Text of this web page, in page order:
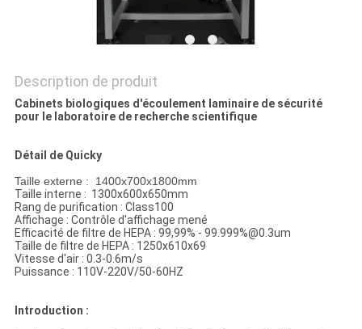
POLITIQUE
CONFIDENTIALITÉ
Description de produit
Cabinets biologiques d'écoulement laminaire de sécurité
pour le laboratoire de recherche scientifique
Détail de Quicky
Taille externe : 1400x700x1800mm
Taille interne : 1300x600x650mm
Rang de purification : Class100
Affichage : Contrôle d'affichage mené
Efficacité de filtre de HEPA : 99,99% - 99.999%@0.3um
Taille de filtre de HEPA : 1250x610x69
Vitesse d'air : 0.3-0.6m/s
Puissance : 110V-220V/50-60HZ
Introduction :